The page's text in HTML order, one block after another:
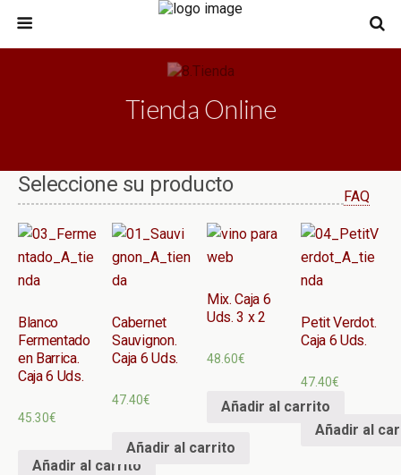
Tienda Online
Seleccione su producto FAQ
Blanco
Fermentado
en Barrica.
Caja 6 Uds.
45.30€
Añadir al carrito
Cabernet
Sauvignon.
Caja 6 Uds.
47.40€
Añadir al carrito
Mix. Caja 6
Uds. 3 x 2
48.60€
Añadir al carrito
Petit Verdot.
Caja 6 Uds.
47.40€
Añadir al